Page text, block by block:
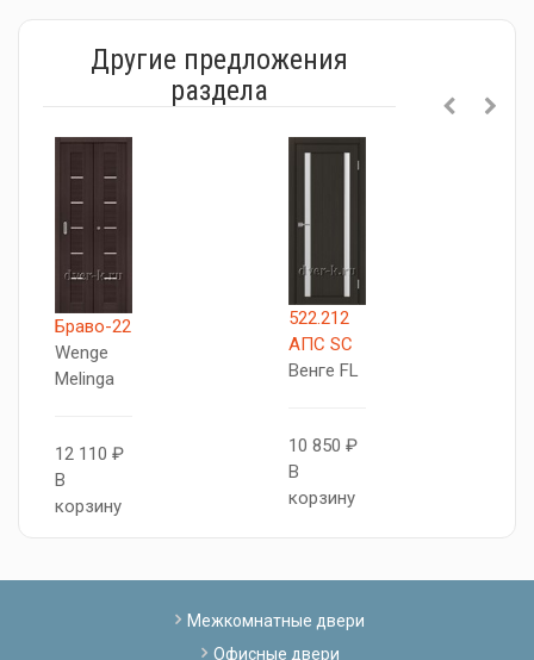
Другие предложения
раздела
Браво-22
Wenge
Melinga
12 110 ₽
В
корзину
522.212
АПС SC
Венге FL
10 850 ₽
В
корзину
Межкомнатные двери
Офисные двери